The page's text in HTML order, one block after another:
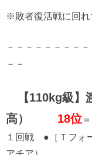
※敗者復活戦に回れ
－－－－－－－－
－－
【110kg級】
高）
18位
１回戦 ●［Ｔフォ